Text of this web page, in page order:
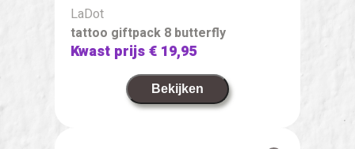
LaDot
tattoo giftpack 8 butterfly
Kwast prijs€ 19,95
Bekijken